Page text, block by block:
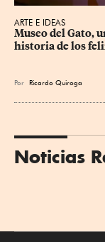
ARTE E IDEAS
Museo del Gato,
historia de los
Por Ricardo Quiroga
Noticias